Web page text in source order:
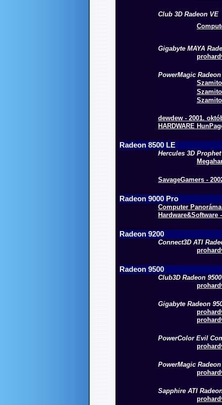
Club 3D Radeon VE
Gigabyte MAYA
PowerMagic Radeon
dewdew - 2001.
HARDWARE
Radeon 8500 LE
Hercules 3D
SavageGamers -
Radeon 9000 Pro
Computer
Hardware&Software
Radeon 9200
Connect3D ATI
Radeon 9500
Club3D Radeon 9500
Gigabyte Radeon
PowerColor Evil
PowerMagic Radeon
Sapphire ATI